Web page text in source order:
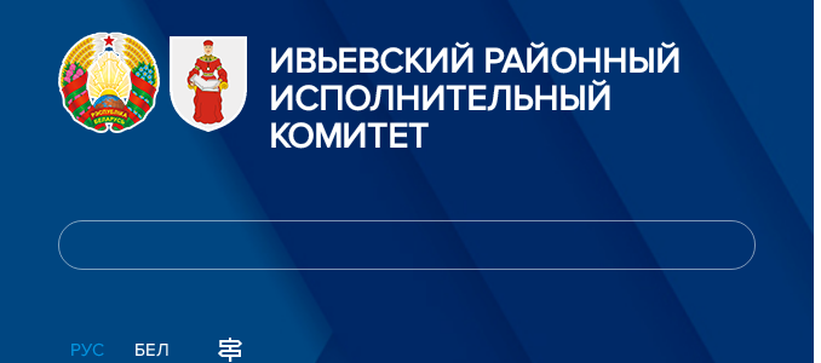
ИВЬЕВСКИЙ РАЙОННЫЙ
ИСПОЛНИТЕЛЬНЫЙ
КОМИТЕТ
РУС БЕЛ